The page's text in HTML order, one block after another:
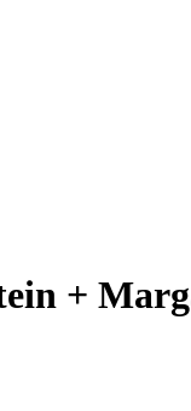
+